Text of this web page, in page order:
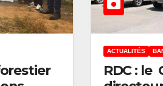
ACTUALITÉS
RDC : le